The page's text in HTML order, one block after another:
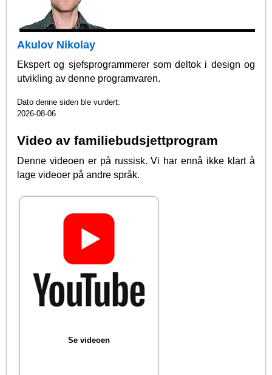
Akulov Nikolay
Ekspert og sjefsprogrammerer som deltok i design og
utvikling av denne programvaren.
Dato denne siden ble vurdert:
2026-08-06
Video av familiebudsjettprogram
Denne videoen er på russisk. Vi har ennå ikke klart å
lage videoer på andre språk.
Se videoen